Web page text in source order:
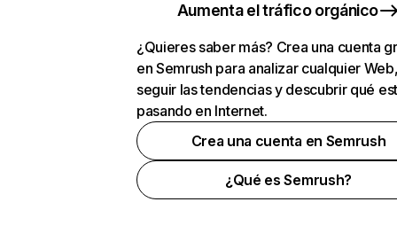
Aumenta el tráfico orgánico
¿Quieres saber más? Crea una cuenta
en Semrush para analizar cualquier
seguir las tendencias y descubrir qué
pasando en Internet.
Crea una cuenta en Semrush
¿Qué es Semrush?